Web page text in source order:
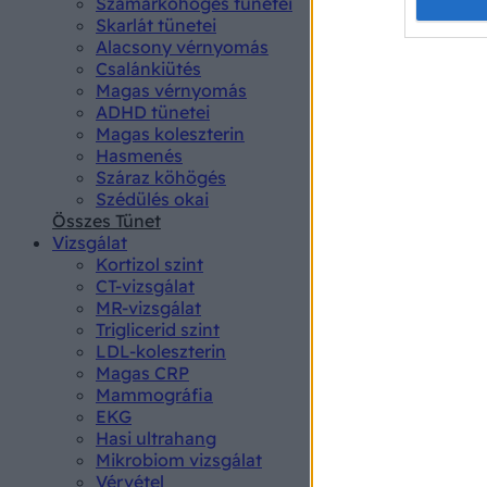
Skarlát tünetei
Alacsony vérnyomás
Csalánkiütés
Magas vérnyomás
ADHD tünetei
Magas koleszterin
Hasmenés
Száraz köhögés
Szédülés okai
Összes Tünet
Vizsgálat
Kortizol szint
CT-vizsgálat
MR-vizsgálat
Triglicerid szint
LDL-koleszterin
Magas CRP
Mammográfia
EKG
Hasi ultrahang
Mikrobiom vizsgálat
Vérvétel